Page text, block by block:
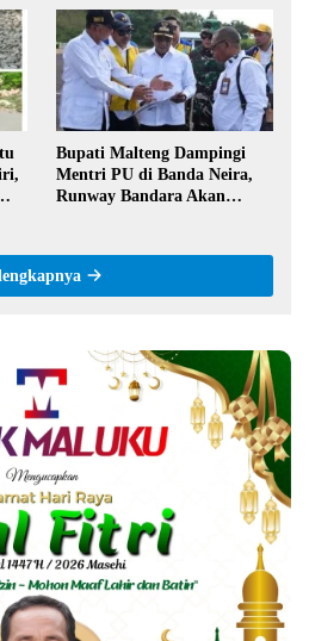
Orang Basudara
Bupati Malteng Dampingi
Mentri PU di Banda Neira,
Runway Bandara Akan